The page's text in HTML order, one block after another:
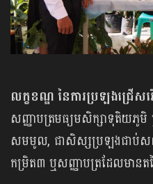
លក្ខខណ្ឌ នៃការប្រឡងជ្រើស
សញ្ញាបត្រ​មធ្យមសិក្សា​ទុតិយភូមិ
សមមូល, ជា​សិស្ស​ប្រឡង​ជាប់សញ្ញ
កម្រិត៣ ឬសញ្ញាបត្រ​ដែលមាន​